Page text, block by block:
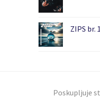
ZIPS br.
Poskupljuje